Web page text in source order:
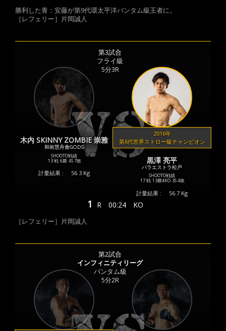
勝利した青：安藤が第9代環太平洋バンタム級王者に。
［レフェリー］片岡誠人
第3試合
フライ級
5分3R
木内 SKINNY ZOMBIE 崇雅
和術慧舟會GODS
SHOOTO戦績
13 戦 6勝 4S 7敗
計量結果 : 56.3 Kg
2016年
第6代世界ストロー級チャンピオン
黒澤 亮平
パラエストラ松戸
SHOOTO戦績
17 戦 13勝4KO 3S 4敗
計量結果 : 56.7 Kg
1 R 00:24 KO
［レフェリー］片岡誠人
第2試合
インフィニティリーグ
バンタム級
5分2R